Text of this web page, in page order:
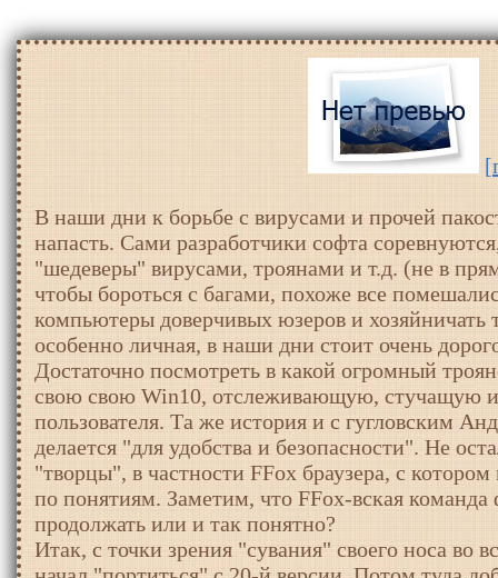
В наши дни к борьбе с вирусами и прочей
напасть. Сами разработчики софта
"шедеверы" вирусами, троянами и т.д. (не в
чтобы бороться с багами, похоже все
компьютеры доверчивых юзеров и
особенно личная, в наши дни стоит очень
Достаточно посмотреть в какой огромный
свою свою Win10, отслеживающую, стучащую
пользователя. Та же история и с гугловским
делается "для удобства и безопасности". Не
"творцы", в частности FFox браузера, с
по понятиям. Заметим, что FFox-вская
продолжать или и так понятно?
Итак, с точки зрения "сувания" своего носа во